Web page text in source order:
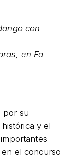
con
en Fa
por su
y el
el concurso